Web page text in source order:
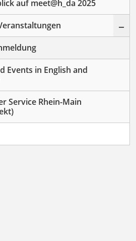
auf meet@h_da 2025
–
Events in English and
Service Rhein-Main